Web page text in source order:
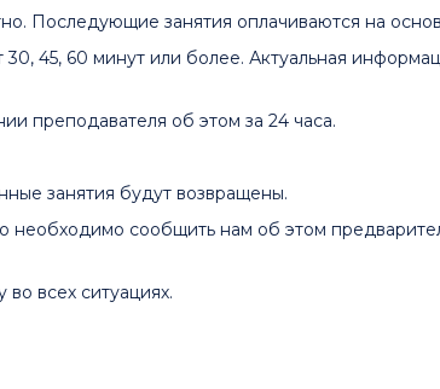
Последующие занятия оплачиваются на
30, 45, 60 минут или более. Актуальная
преподавателя об этом за 24 часа.
занятия будут возвращены.
необходимо сообщить нам об этом
всех ситуациях.